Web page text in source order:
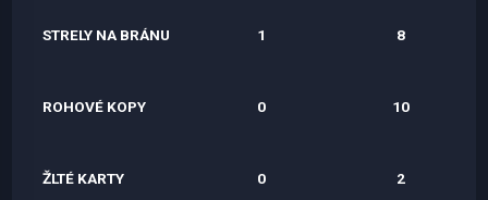
STRELY NA BRÁNU 1 8
ROHOVÉ KOPY 0 10
ŽLTÉ KARTY 0 2